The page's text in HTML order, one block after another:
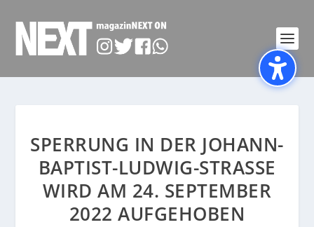
SPERRUNG IN DER JOHANN-
BAPTIST-LUDWIG-STRASSE W
IRD AM 24. SEPTEMBER 2
022 AUFGEHOBEN